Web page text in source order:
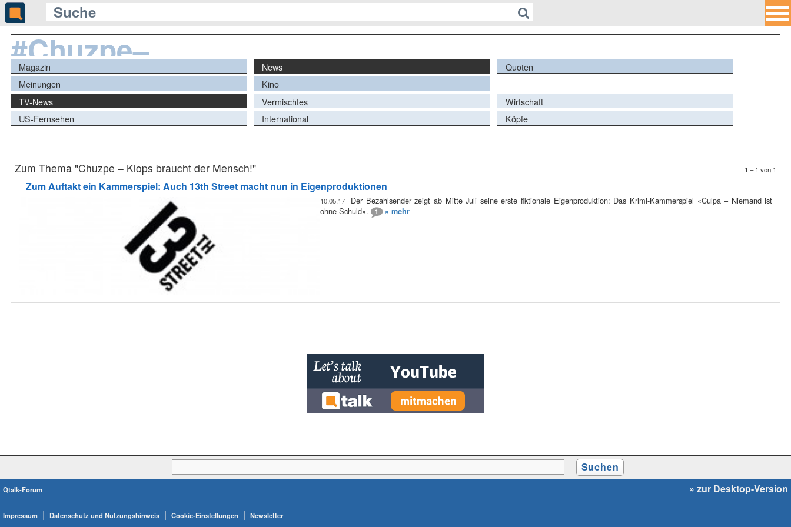
#Chuzpe–
KlopsbrauchtderMensch!
Magazin News
Quoten
Meinungen
Kino
TV-News
Vermischtes
Wirtschaft
US-Fernsehen
International Köpfe
Zum Thema "Chuzpe – Klops braucht der Mensch!" 1 – 1 von 1
Zum Auftakt ein Kammerspiel: Auch 13th Street macht nun in Eigenproduktionen
10.05.17
Der Bezahlsender zeigt ab Mitte Juli seine erste fiktionale Eigenproduktion: Das Krimi-Kammerspiel «Culpa – Niemand ist
ohne Schuld».
1 » mehr
Qtalk-Forum » zur Desktop-Version
Impressum | Datenschutz und Nutzungshinweis | Cookie-Einstellungen | Newsletter